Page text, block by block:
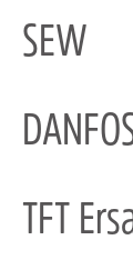
SEW
TFT